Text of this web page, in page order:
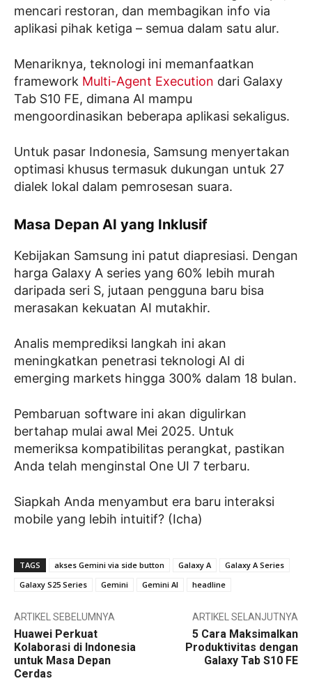
mencari restoran, dan membagikan info via
aplikasi pihak ketiga – semua dalam satu alur.
Menariknya, teknologi ini memanfaatkan
framework Multi-Agent Execution dari Galaxy
Tab S10 FE, dimana AI mampu
mengoordinasikan beberapa aplikasi sekaligus.
Untuk pasar Indonesia, Samsung menyertakan
optimasi khusus termasuk dukungan untuk 27
dialek lokal dalam pemrosesan suara.
Masa Depan AI yang Inklusif
Kebijakan Samsung ini patut diapresiasi. Dengan
harga Galaxy A series yang 60% lebih murah
daripada seri S, jutaan pengguna baru bisa
merasakan kekuatan AI mutakhir.
Analis memprediksi langkah ini akan
meningkatkan penetrasi teknologi AI di
emerging markets hingga 300% dalam 18 bulan.
Pembaruan software ini akan digulirkan
bertahap mulai awal Mei 2025. Untuk
memeriksa kompatibilitas perangkat, pastikan
Anda telah menginstal One UI 7 terbaru.
Siapkah Anda menyambut era baru interaksi
mobile yang lebih intuitif? (Icha)
TAGS akses Gemini via side button Galaxy A
Galaxy A Series
Galaxy S25 Series
Gemini Gemini AI headline
ARTIKEL SEBELUMNYA
Huawei Perkuat
Kolaborasi di Indonesia
untuk Masa Depan
Cerdas
ARTIKEL SELANJUTNYA
5 Cara Maksimalkan
Produktivitas dengan
Galaxy Tab S10 FE